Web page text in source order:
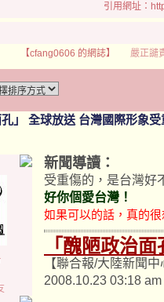
引用網址：
【cfang0606 的網誌】 嚴正譴
孔」 全球放送 台灣國際形象受
新聞導讀：
受重傷的，是台灣好
好你個愛台灣！
如果可以的話，真的很
「醜陋政治
【聯合報/大陸新聞中
2008.10.23 03:18 am